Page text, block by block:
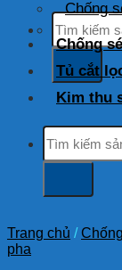
Tìm
kiếm:
Chống
Chống
Tủ cắt
Kim thu
Tìm
kiếm:
Trang chủ /
pha